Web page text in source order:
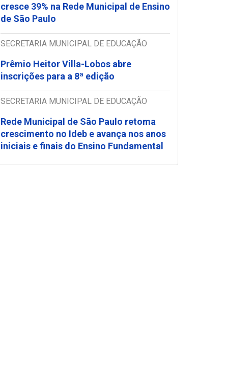
cresce 39% na Rede Municipal de Ensino
de São Paulo
SECRETARIA MUNICIPAL DE EDUCAÇÃO
Prêmio Heitor Villa-Lobos abre
inscrições para a 8ª edição
SECRETARIA MUNICIPAL DE EDUCAÇÃO
Rede Municipal de São Paulo retoma
crescimento no Ideb e avança nos anos
iniciais e finais do Ensino Fundamental